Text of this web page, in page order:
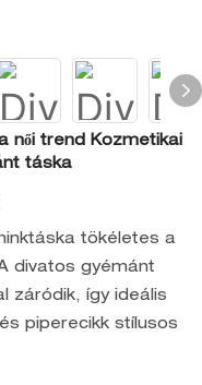
női trend Kozmetikai
táska
tökéletes a
divatos gyémánt
záródik, így ideális
piperecikk stílusos